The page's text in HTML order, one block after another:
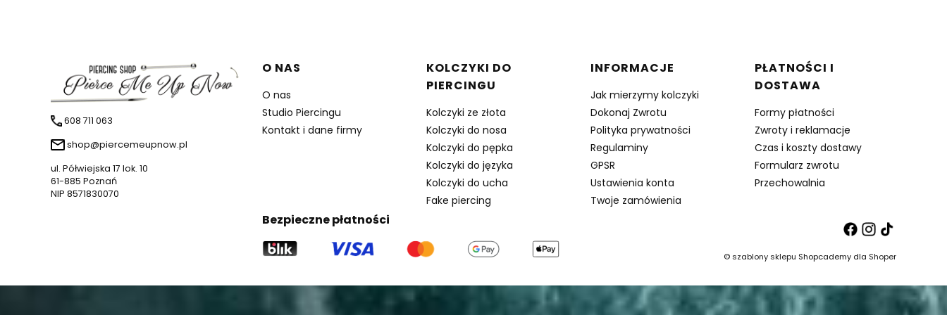
608 711 063
shop@piercemeupnow.pl
ul. Półwiejska 17 lok. 10
61-885 Poznań
NIP 8571830070
Linki w stopce
O NAS
O nas
Studio Piercingu
Kontakt i dane firmy
KOLCZYKI DO
PIERCINGU
Kolczyki ze złota
Kolczyki do nosa
Kolczyki do pępka
Kolczyki do języka
Kolczyki do ucha
Fake piercing
INFORMACJE
Jak mierzymy kolczyki
Dokonaj Zwrotu
Polityka prywatności
Regulaminy
GPSR
Ustawienia konta
Twoje zamówienia
PŁATNOŚCI I
DOSTAWA
Formy płatności
Zwroty i reklamacje
Czas i koszty dostawy
Formularz zwrotu
Przechowalnia
Bezpieczne płatności
©szablony sklepu Shopcademy dla Shoper